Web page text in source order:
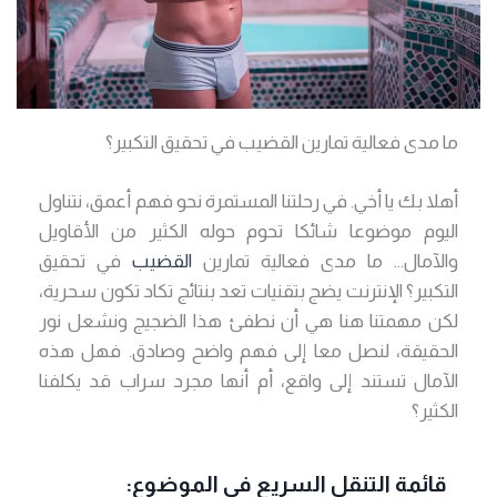
ما مدى فعالية تمارين القضيب في تحقيق التكبير؟
أهلا بك يا أخي. في رحلتنا المستمرة نحو فهم أعمق، نتناول
اليوم موضوعا شائكا تحوم حوله الكثير من الأقاويل
والآمال… ما مدى فعالية تمارين القضيب في تحقيق
التكبير؟ الإنترنت يضج بتقنيات تعد بنتائج تكاد تكون سحرية،
لكن مهمتنا هنا هي أن نطفئ هذا الضجيج ونشعل نور
الحقيقة، لنصل معا إلى فهم واضح وصادق. فهل هذه
الآمال تستند إلى واقع، أم أنها مجرد سراب قد يكلفنا
الكثير؟
قائمة التنقل السريع في الموضوع: